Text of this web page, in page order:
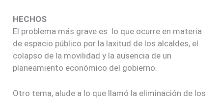
HECHOS
El problema más grave es lo que ocurre en materia
de espacio público por la laxitud de los alcaldes, el
colapso de la movilidad y la ausencia de un
planeamiento económico del gobierno.
Otro tema, alude a lo que llamó la eliminación de los